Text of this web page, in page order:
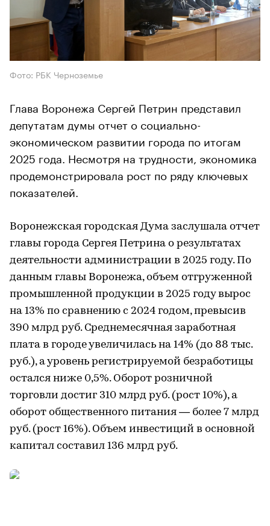
Фото: РБК Черноземье
Глава Воронежа Сергей Петрин представил
депутатам думы отчет о социально-
экономическом развитии города по итогам
2025 года. Несмотря на трудности, экономика
продемонстрировала рост по ряду ключевых
показателей.
Воронежская городская Дума заслушала отчет
главы города Сергея Петрина о результатах
деятельности администрации в 2025 году. По
данным главы Воронежа, объем отгруженной
промышленной продукции в 2025 году вырос
на 13% по сравнению с 2024 годом, превысив
390 млрд руб. Среднемесячная заработная
плата в городе увеличилась на 14% (до 88 тыс.
руб.), а уровень регистрируемой безработицы
остался ниже 0,5%. Оборот розничной
торговли достиг 310 млрд руб. (рост 10%), а
оборот общественного питания — более 7 млрд
руб. (рост 16%). Объем инвестиций в основной
капитал составил 136 млрд руб.